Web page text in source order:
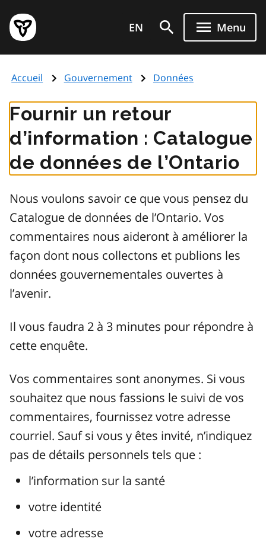
au
contenu
principal
Page
d'accueil
de
EN Menu
Accueil Gouvernement Données
Fournir un retour
d’information : Catalogue
de données de l’Ontario
Nous voulons savoir ce que vous pensez du
Catalogue de données de l’Ontario. Vos
commentaires nous aideront à améliorer la
façon dont nous collectons et publions les
données gouvernementales ouvertes à
l’avenir.
Il vous faudra 2 à 3 minutes pour répondre à
cette enquête.
Vos commentaires sont anonymes. Si vous
souhaitez que nous fassions le suivi de vos
commentaires, fournissez votre adresse
courriel. Sauf si vous y êtes invité, n’indiquez
pas de détails personnels tels que :
l’information sur la santé
votre identité
votre adresse